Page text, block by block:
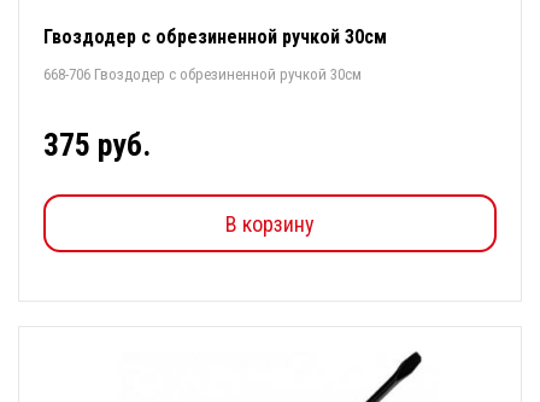
Гвоздодер с обрезиненной ручкой 30см
668-706 Гвоздодер с обрезиненной ручкой 30см
375 руб.
В корзину